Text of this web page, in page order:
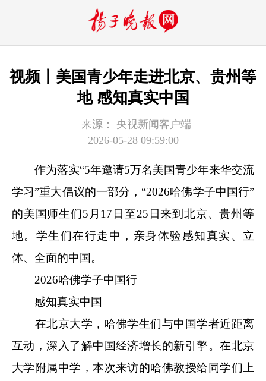
视频丨美国青少年走进北京、贵州等
地 感知真实中国
来源：
央视新闻客户端
2026-05-28 09:59:00
作为落实“5年邀请5万名美国青少年来华交流
学习”重大倡议的一部分，“2026哈佛学子中国行”
的美国师生们5月17日至25日来到北京、贵州等
地。学生们在行走中，亲身体验感知真实、立
体、全面的中国。
2026哈佛学子中国行
感知真实中国
在北京大学，哈佛学生们与中国学者近距离
互动，深入了解中国经济增长的新引擎。在北京
大学附属中学，本次来访的哈佛教授给同学们上